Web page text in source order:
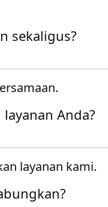
sekaligus?
Anda?
layanan kami.